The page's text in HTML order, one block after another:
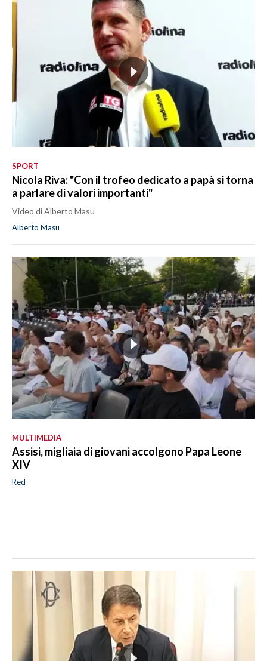
SPORT
Nicola Riva: "Con il trofeo dedicato a papà si torna
a parlare di valori importanti"
Video di Alberto Masu
Alberto Masu
MULTIMEDIA
Assisi, migliaia di giovani accolgono Papa Leone
XIV
Red